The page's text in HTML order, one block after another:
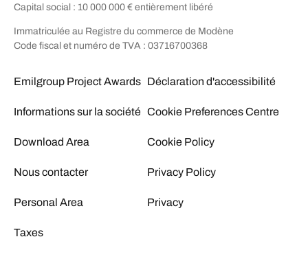
Capital social : 10 000 000 € entièrement libéré
Immatriculée au Registre du commerce de Modène
Code fiscal et numéro de TVA : 03716700368
Emilgroup Project Awards
Informations sur la société
Download Area
Nous contacter
Personal Area
Taxes
Déclaration d'accessibilité
Cookie Preferences Centre
Cookie Policy
Privacy Policy
Privacy